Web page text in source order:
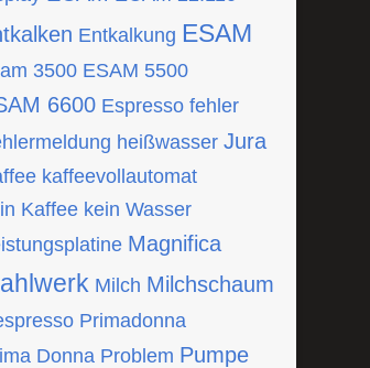
Entkalkung ESAM
3500 ESAM 5500
6600 Espresso fehler
heißwasser Jura
kaffeevollautomat
Kaffee kein Wasser
Magnifica
Milch Milchschaum
Primadonna
Donna Problem Pumpe